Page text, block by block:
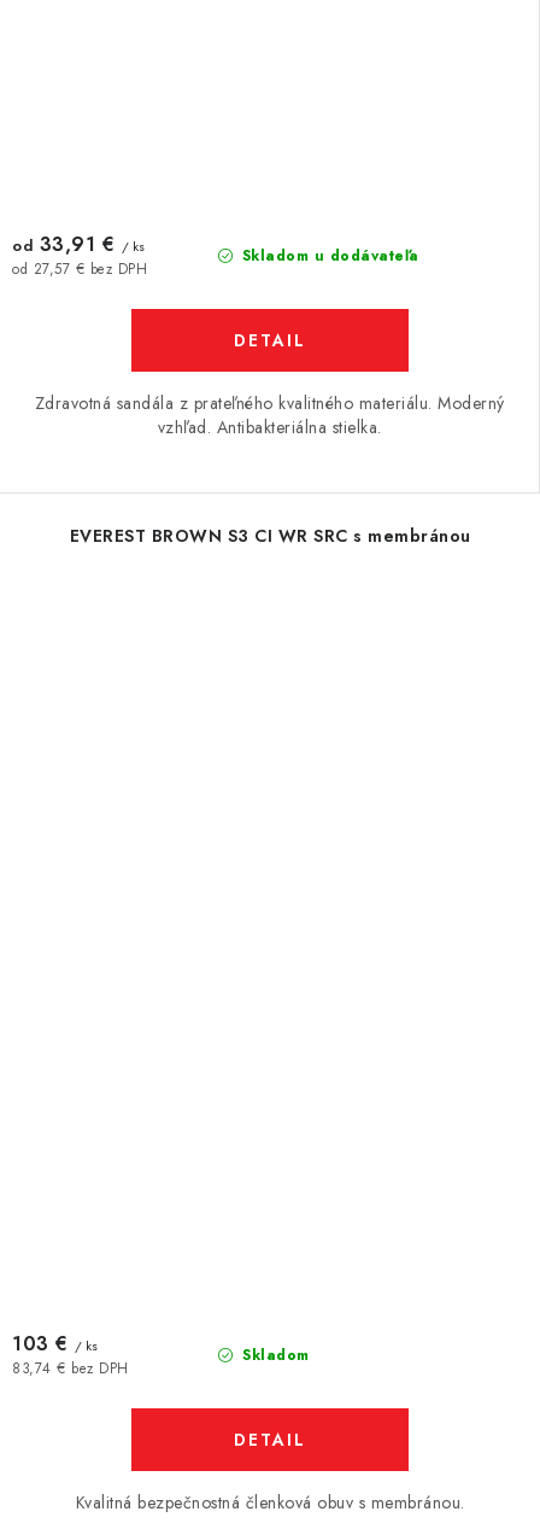
Skladom u dodávateľa
od 27,57 € bez DPH
od 33,91 € / ks
DETAIL
Zdravotná sandála z prateľného kvalitného materiálu. Moderný
vzhľad. Antibakteriálna stielka.
EVEREST BROWN S3 CI WR SRC s membránou
Skladom
83,74 € bez DPH
103 € / ks
DETAIL
Kvalitná bezpečnostná členková obuv s membránou.